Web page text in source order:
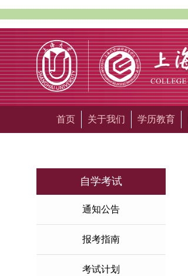
首页 关于我们 学历教育
自学考试
通知公告
报考指南
考试计划